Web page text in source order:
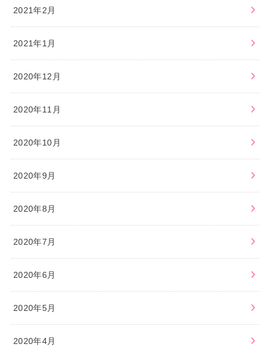
2021年2月
2021年1月
2020年12月
2020年11月
2020年10月
2020年9月
2020年8月
2020年7月
2020年6月
2020年5月
2020年4月